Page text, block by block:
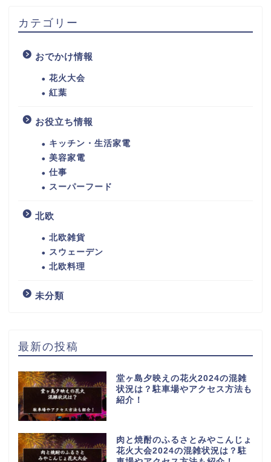
カテゴリー
おでかけ情報
花火大会
紅葉
お役立ち情報
キッチン・生活家電
美容家電
仕事
スーパーフード
北欧
北欧雑貨
スウェーデン
北欧料理
未分類
最新の投稿
堂ヶ島夕映えの花火2024の混雑
状況は？駐車場やアクセス方法も
紹介！
肉と焼酎のふるさとみやこんじょ
花火大会2024の混雑状況は？駐